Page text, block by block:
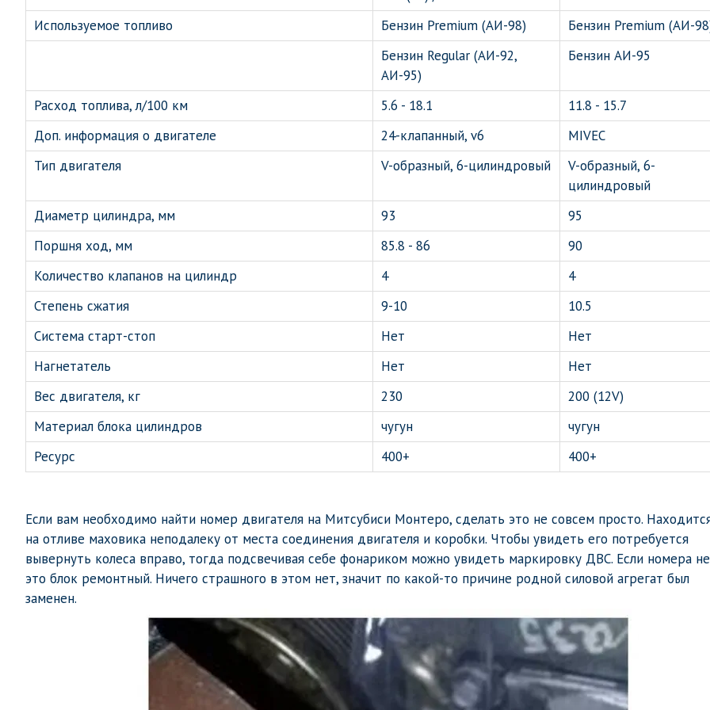
Используемое топливо
Бензин Premium (АИ-98)
Бензин Premium (АИ-
Бензин Regular (АИ-92,
АИ-95)
Бензин АИ-95
Расход топлива, л/100 км 5.6 - 18.1
11.8 - 15.7
Доп. информация о двигателе
24-клапанный, v6
MIVEC
Тип двигателя
V-образный, 6-цилиндровый
V-образный, 6-
цилиндровый
Диаметр цилиндра, мм
93
95
Поршня ход, мм
85.8 - 86
90
Количество клапанов на цилиндр
4
4
Степень сжатия
9-10
10.5
Система старт-стоп
Нет
Нет
Нагнетатель
Нет
Нет
Вес двигателя, кг
230
200 (12V)
Материал блока цилиндров
чугун
чугун
Ресурс
400+ 400+
Если вам необходимо найти номер двигателя на Митсубиси Монтеро, сделать это не совсем просто.
на отливе маховика неподалеку от места соединения двигателя и коробки. Чтобы увидеть его потребуется
вывернуть колеса вправо, тогда подсвечивая себе фонариком можно увидеть маркировку ДВС. Если номера
это блок ремонтный. Ничего страшного в этом нет, значит по какой-то причине родной силовой агрегат был
заменен.